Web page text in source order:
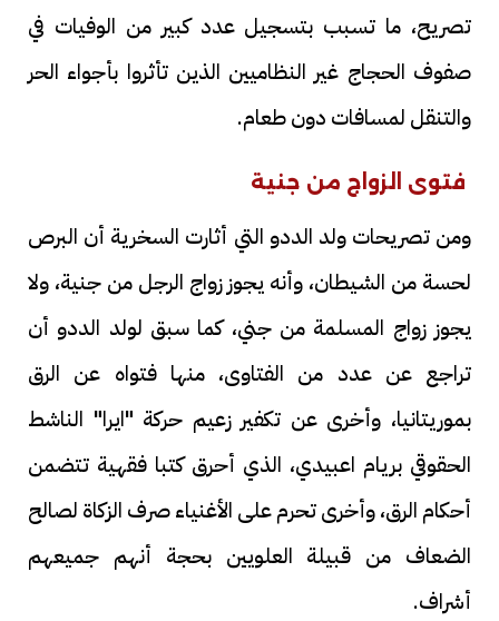
تصريح، ما تسبب بتسجيل عدد كبير من الوفيات في
صفوف الحجاج غير النظاميين الذين تأثروا بأجواء الحر
والتنقل لمسافات دون طعام.
فتوى الزواج من جنية
ومن تصريحات ولد الددو التي أثارت السخرية أن البرص
لحسة من الشيطان، وأنه يجوز زواج الرجل من جنية، ولا
يجوز زواج المسلمة من جني، كما سبق لولد الددو أن
تراجع عن عدد من الفتاوى، منها فتواه عن الرق
بموريتانيا، وأخرى عن تكفير زعيم حركة "ايرا" الناشط
الحقوقي بريام اعبيدي، الذي أحرق كتبا فقهية تتضمن
أحكام الرق، وأخرى تحرم على الأغنياء صرف الزكاة لصالح
الضعاف من قبيلة العلويين بحجة أنهم جميعهم
أشراف.